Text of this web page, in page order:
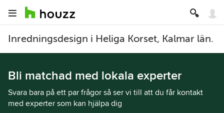
Inredningsdesign i Heliga Korset, Kalmar län.
Bli matchad med lokala experter
Svara bara på ett par frågor så ser vi till att du får kontakt
med experter som kan hjälpa dig